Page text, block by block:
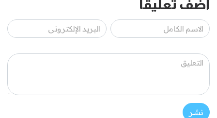
أضف تعليقاً
نشر